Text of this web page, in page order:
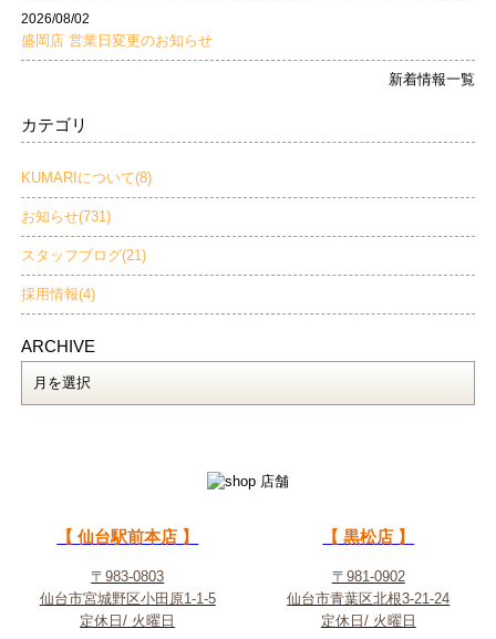
2026/08/02
盛岡店 営業日変更のお知らせ
新着情報一覧
カテゴリ
KUMARIについて(8)
お知らせ(731)
スタッフブログ(21)
採用情報(4)
ARCHIVE
【 仙台駅前本店 】
〒983-0803
仙台市宮城野区小田原1-1-5
定休日/ 火曜日
【 黒松店 】
〒981-0902
仙台市青葉区北根3-21-24
定休日/ 火曜日